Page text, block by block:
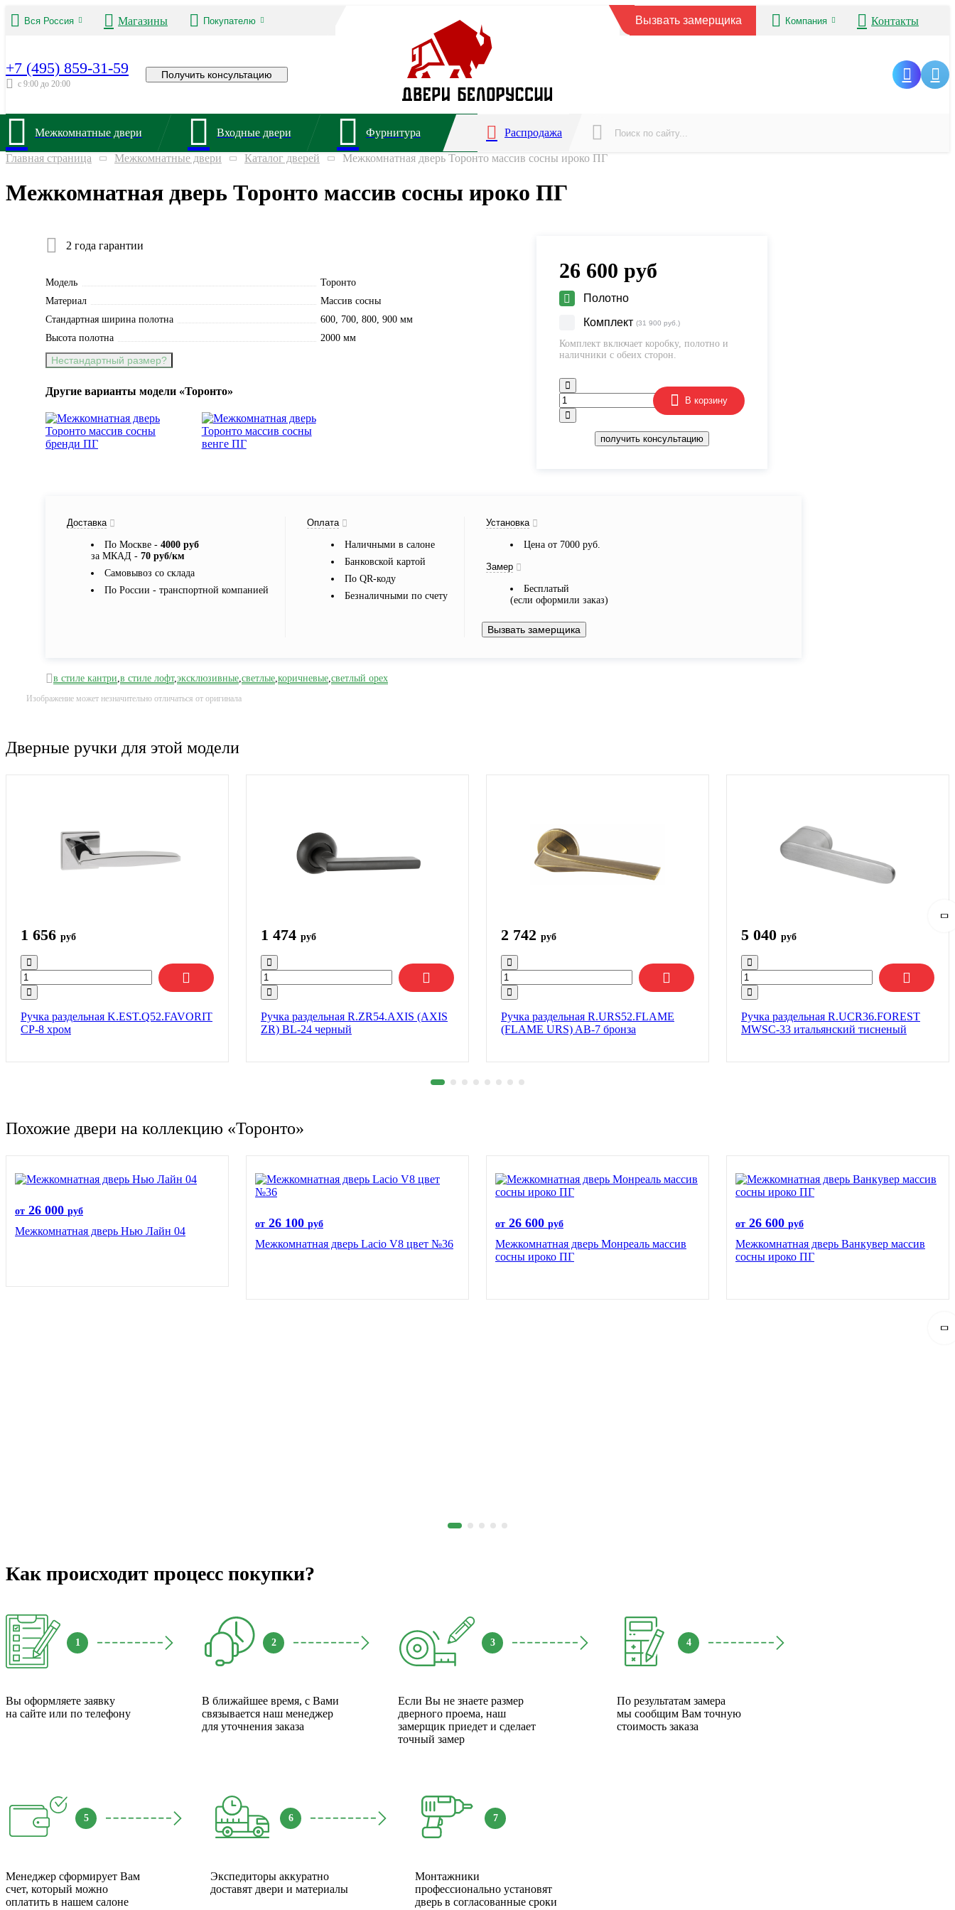
Вся Россия Магазины Покупателю Вызвать замерщика Компания Контакты
+7 (495) 859-31-59
с 9:00 до 20:00
Получить консультацию
Межкомнатные двери Входные двери Фурнитура Распродажа
Главная страница Межкомнатные двери Каталог дверей Межкомнатная дверь Торонто массив сосны ироко ПГ
Межкомнатная дверь Торонто массив сосны ироко ПГ
2 года гарантии
Модель
Торонто
Материал
Массив сосны
Стандартная ширина полотна
600, 700, 800, 900 мм
Высота полотна
2000 мм
Нестандартный размер?
Другие варианты модели «Торонто»
26 600 руб
Полотно
Комплект (31 900 руб.)
Комплект включает коробку, полотно и
наличники с обеих сторон.
В корзину
получить консультацию
Доставка
По Москве - 4000 руб
за МКАД - 70 руб/км
Самовывоз со склада
По России - транспортной компанией
Оплата
Наличными в салоне
Банковской картой
По QR-коду
Безналичными по счету
Установка
Цена от 7000 руб.
Замер
Бесплатый
(если оформили заказ)
Вызвать замерщика
в стиле кантри,в стиле лофт,эксклюзивные,светлые,коричневые,светлый орех
Изображение может незначительно отличаться от оригинала
Дверные ручки для этой модели
1 656 руб
Ручка раздельная K.EST.Q52.FAVORIT
CP-8 хром
1 474 руб
Ручка раздельная R.ZR54.AXIS (AXIS
ZR) BL-24 черный
2 742 руб
Ручка раздельная R.URS52.FLAME
(FLAME URS) AB-7 бронза
5 040 руб
Ручка раздельная R.UCR36.FOREST
MWSC-33 итальянский тисненый
Похожие двери на коллекцию «Торонто»
от 26 000 руб
Межкомнатная дверь Нью Лайн 04
от 26 100 руб
Межкомнатная дверь Lacio V8 цвет №36
от 26 600 руб
Межкомнатная дверь Монреаль массив
сосны ироко ПГ
от 26 600 руб
Межкомнатная дверь Ванкувер массив
сосны ироко ПГ
Как происходит процесс покупки?
1
Вы оформляете заявку
на сайте или по телефону
2
В ближайшее время, с Вами
связывается наш менеджер
для уточнения заказа
3
Если Вы не знаете размер
дверного проема, наш
замерщик приедет и сделает
точный замер
4
По результатам замера
мы сообщим Вам точную
стоимость заказа
5
Менеджер сформирует Вам
счет, который можно
оплатить в нашем салоне
6
Экспедиторы аккуратно
доставят двери и материалы
7
Монтажники
профессионально установят
дверь в согласованные сроки